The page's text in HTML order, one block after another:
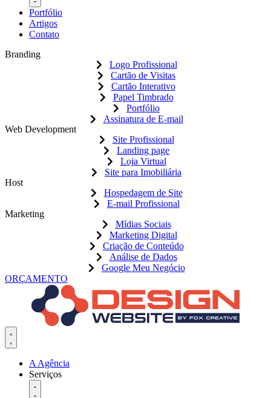
Portfólio
Artigos
Contato
Branding
Logo Profissional
Cartão de Visitas
Cartão Interativo
Papel Timbrado
Portfólio
Assinatura de E-mail
Web Development
Site Profissional
Landing page
Loja Virtual
Site para Imobiliária
Host
Hospedagem de Site
E-mail Profissional
Marketing
Mídias Sociais
Marketing Digital
Criação de Conteúdo
Análise de Dados
Google Meu Negócio
ORÇAMENTO
A Agência
Serviços